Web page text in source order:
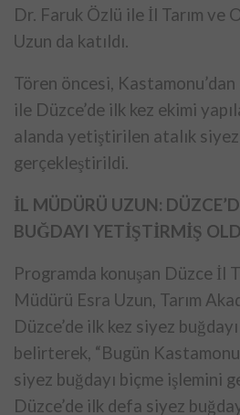
Dr. Faruk Özlü ile İl Tarım ve
Uzun da katıldı.
Tören öncesi,
ile Düzce’de ilk kez ekimi
alanda yetiştirilen atalık siyez
gerçekleştirildi.
İL MÜDÜRÜ UZUN:
BUĞDAYI YETİŞTİRMİŞ
Programda konuşan Düzce İl
Müdürü Esra Uzun, Tarım
Düzce’de ilk kez siyez
belirterek, “Bugün
siyez buğdayı biçme işlemini
Düzce’de ilk defa siyez